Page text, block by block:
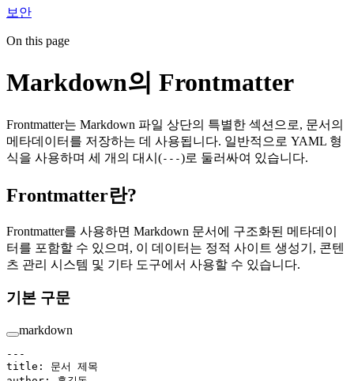
보안
On this page
Markdown의 Frontmatter
Frontmatter는 Markdown 파일 상단의 특별한 섹션으로, 문서의
메타데이터를 저장하는 데 사용됩니다. 일반적으로 YAML 형
식을 사용하며 세 개의 대시(---)로 둘러싸여 있습니다.
Frontmatter란?
Frontmatter를 사용하면 Markdown 문서에 구조화된 메타데이
터를 포함할 수 있으며, 이 데이터는 정적 사이트 생성기, 콘텐
츠 관리 시스템 및 기타 도구에서 사용할 수 있습니다.
기본 구문
markdown
---
title : 문서 제목